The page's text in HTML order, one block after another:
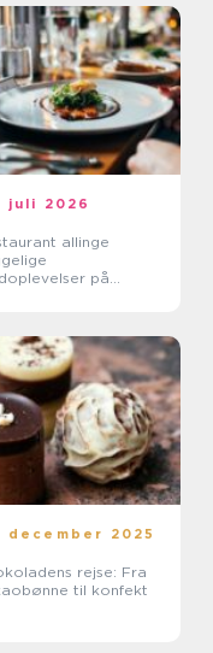
juli 2026
allinge
på
december 2025
rejse: Fra
til konfekt